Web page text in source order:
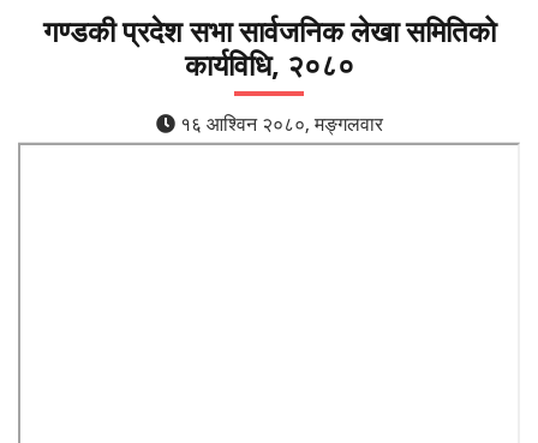
गण्डकी प्रदेश सभा सार्वजनिक लेखा समितिको
कार्यविधि, २०८०
१६ आश्विन २०८०, मङ्गलवार